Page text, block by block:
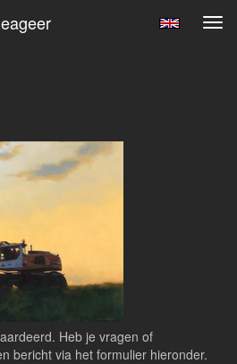
Heb je vragen of
bericht via het formulier hieronder.